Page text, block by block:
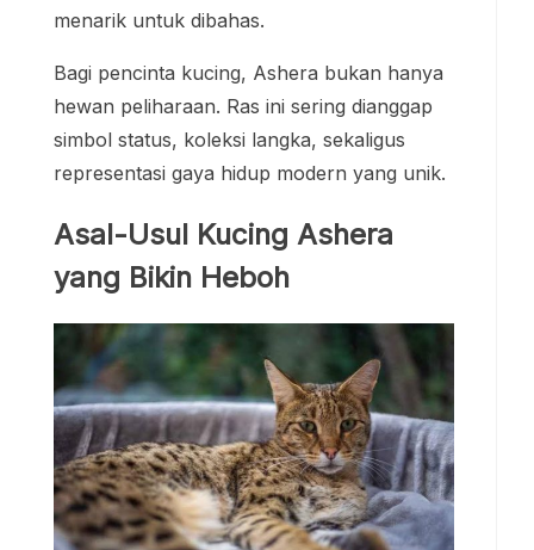
menarik untuk dibahas.
Bagi pencinta kucing, Ashera bukan hanya
hewan peliharaan. Ras ini sering dianggap
simbol status, koleksi langka, sekaligus
representasi gaya hidup modern yang unik.
Asal-Usul Kucing Ashera
yang Bikin Heboh